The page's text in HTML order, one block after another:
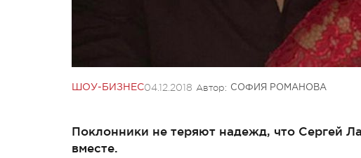
ШОУ-БИЗНЕС04.12.2018 Автор: СОФИЯ РОМАНОВА
Поклонники не теряют надежд, что Сергей
вместе.